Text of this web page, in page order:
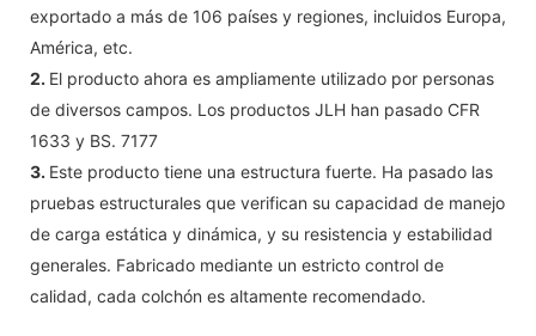
exportado a más de 106 países y regiones, incluidos Europa,
América, etc.
2. El producto ahora es ampliamente utilizado por personas
de diversos campos. Los productos JLH han pasado CFR
1633 y BS. 7177
3. Este producto tiene una estructura fuerte. Ha pasado las
pruebas estructurales que verifican su capacidad de manejo
de carga estática y dinámica, y su resistencia y estabilidad
generales. Fabricado mediante un estricto control de
calidad, cada colchón es altamente recomendado.